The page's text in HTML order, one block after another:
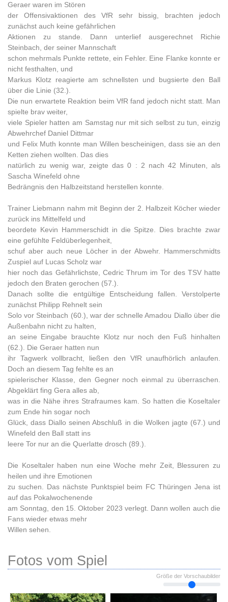
Geraer waren im Stören
der Offensivaktionen des VfR sehr bissig, brachten jedoch
zunächst auch keine gefährlichen
Aktionen zu stande. Dann unterlief ausgerechnet Richie
Steinbach, der seiner Mannschaft
schon mehrmals Punkte rettete, ein Fehler. Eine Flanke konnte er
nicht festhalten, und
Markus Klotz reagierte am schnellsten und bugsierte den Ball
über die Linie (32.).
Die nun erwartete Reaktion beim VfR fand jedoch nicht statt. Man
spielte brav weiter,
viele Spieler hatten am Samstag nur mit sich selbst zu tun, einzig
Abwehrchef Daniel Dittmar
und Felix Muth konnte man Willen bescheinigen, dass sie an den
Ketten ziehen wollten. Das dies
natürlich zu wenig war, zeigte das 0 : 2 nach 42 Minuten, als
Sascha Winefeld ohne
Bedrängnis den Halbzeitstand herstellen konnte.
Trainer Liebmann nahm mit Beginn der 2. Halbzeit Köcher wieder
zurück ins Mittelfeld und
beordete Kevin Hammerschidt in die Spitze. Dies brachte zwar
eine gefühlte Feldüberlegenheit,
schuf aber auch neue Löcher in der Abwehr. Hammerschmidts
Zuspiel auf Lucas Scholz war
hier noch das Gefährlichste, Cedric Thrum im Tor des TSV hatte
jedoch den Braten gerochen (57.).
Danach sollte die entgültige Entscheidung fallen. Verstolperte
zunächst Philipp Rehnelt sein
Solo vor Steinbach (60.), war der schnelle Amadou Diallo über die
Außenbahn nicht zu halten,
an seine Eingabe brauchte Klotz nur noch den Fuß hinhalten
(62.). Die Geraer hatten nun
ihr Tagwerk vollbracht, ließen den VfR unaufhörlich anlaufen.
Doch an diesem Tag fehlte es an
spielerischer Klasse, den Gegner noch einmal zu überraschen.
Abgeklärt fing Gera alles ab,
was in die Nähe ihres Strafraumes kam. So hatten die Koseltaler
zum Ende hin sogar noch
Glück, dass Diallo seinen Abschluß in die Wolken jagte (67.) und
Winefeld den Ball statt ins
leere Tor nur an die Querlatte drosch (89.).
Die Koseltaler haben nun eine Woche mehr Zeit, Blessuren zu
heilen und ihre Emotionen
zu suchen. Das nächste Punktspiel beim FC Thüringen Jena ist
auf das Pokalwochenende
am Sonntag, den 15. Oktober 2023 verlegt. Dann wollen auch die
Fans wieder etwas mehr
Willen sehen.
Fotos vom Spiel
Größe der Vorschaubilder